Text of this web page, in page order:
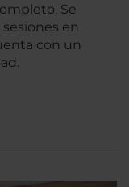
Se
en
con un